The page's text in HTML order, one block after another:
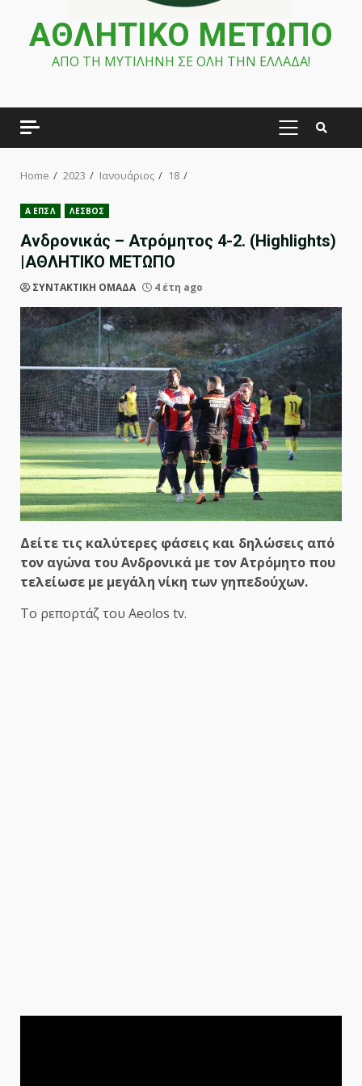
ΑΘΛΗΤΙΚΟ ΜΕΤΩΠΟ
ΑΠΟ ΤΗ ΜΥΤΙΛΗΝΗ ΣΕ ΟΛΗ ΤΗΝ ΕΛΛΑΔΑ!
PRIMARY
Home 2023 Ιανουάριος 18
Α ΕΠΣΛ ΛΕΣΒΟΣ
Ανδρονικάς – Ατρόμητος 4-2. (Highlights)
|ΑΘΛΗΤΙΚΟ ΜΕΤΩΠΟ
ΣΥΝΤΑΚΤΙΚΗ ΟΜΑΔΑ 4 έτη ago
Δείτε τις καλύτερες φάσεις και δηλώσεις από
τον αγώνα του Ανδρονικά με τον Ατρόμητο που
τελείωσε με μεγάλη νίκη των γηπεδούχων.
Το ρεπορτάζ του Aeolos tv.